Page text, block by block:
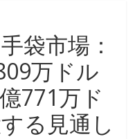
袋市場：
万ドル
771万ド
る見通し